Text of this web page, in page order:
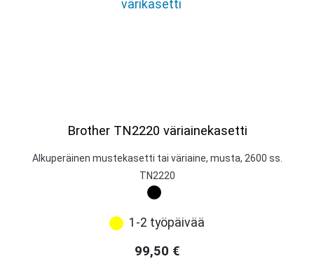
Brother TN2220 väriainekasetti
Alkuperäinen mustekasetti tai väriaine, musta, 2600 ss.
TN2220
1-2 työpäivää
99,50 €